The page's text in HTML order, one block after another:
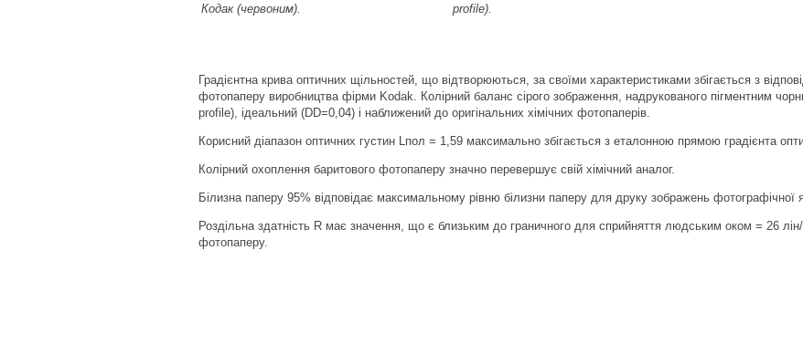
Кодак (червоним).
profile).
Градієнтна крива оптичних щільностей, що відтворюються, за своїми характеристиками збігається з
фотопаперу виробництва фірми Kodak. Колірний баланс сірого зображення, надрукованого пігментним
profile), ідеальний (DD=0,04) і наближений до оригінальних хімічних фотопаперів.
Корисний діапазон оптичних густин Lпол = 1,59 максимально збігається з еталонною прямою градієнта
Колірний охоплення баритового фотопаперу значно перевершує свій хімічний аналог.
Білизна паперу 95% відповідає максимальному рівню білизни паперу для друку зображень фотографічної
Роздільна здатність R має значення, що є близьким до граничного для сприйняття людським оком = 26
фотопаперу.